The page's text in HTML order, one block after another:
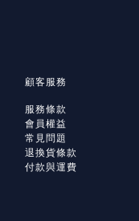
顧客服務
服務條款
會員權益
常見問題
退換貨條款
付款與運費